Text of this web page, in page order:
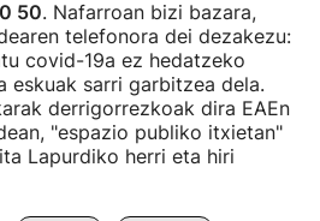
50. Nafarroan bizi bazara,
telefonora dei dezakezu:
covid-19a ez hedatzeko
eskuak sarri garbitzea dela.
derrigorrezkoak dira EAEn
"espazio publiko itxietan"
Lapurdiko herri eta hiri